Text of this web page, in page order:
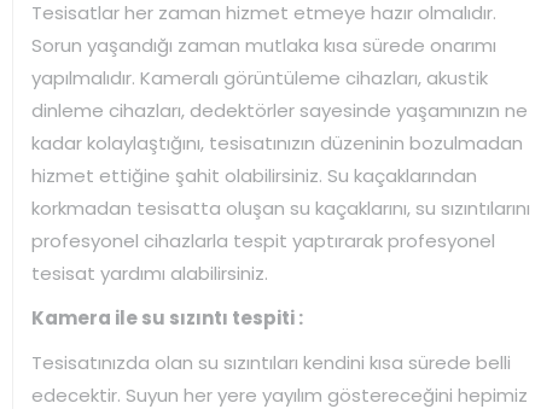
Tesisatlar her zaman hizmet etmeye hazır olmalıdır.
Sorun yaşandığı zaman mutlaka kısa sürede onarımı
yapılmalıdır. Kameralı görüntüleme cihazları, akustik
dinleme cihazları, dedektörler sayesinde yaşamınızın ne
kadar kolaylaştığını, tesisatınızın düzeninin bozulmadan
hizmet ettiğine şahit olabilirsiniz. Su kaçaklarından
korkmadan tesisatta oluşan su kaçaklarını, su sızıntılarını
profesyonel cihazlarla tespit yaptırarak profesyonel
tesisat yardımı alabilirsiniz.
Kamera ile su sızıntı tespiti :
Tesisatınızda olan su sızıntıları kendini kısa sürede belli
edecektir. Suyun her yere yayılım göstereceğini hepimiz